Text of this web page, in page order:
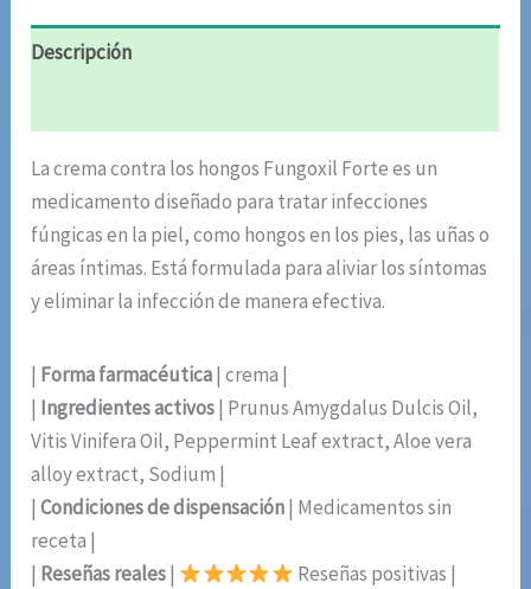
Descripción
La crema contra los hongos Fungoxil Forte es un
medicamento diseñado para tratar infecciones
fúngicas en la piel, como hongos en los pies, las uñas o
áreas íntimas. Está formulada para aliviar los síntomas
y eliminar la infección de manera efectiva.
| Forma farmacéutica| crema |
| Ingredientes activos| Prunus Amygdalus Dulcis Oil,
Vitis Vinifera Oil, Peppermint Leaf extract, Aloe vera
alloy extract, Sodium |
|Condiciones de dispensación| Medicamentos sin
receta |
| Reseñas reales|
Reseñas positivas |